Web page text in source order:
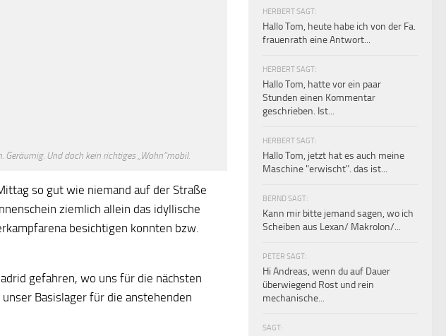
Und doch kein richtiges „Wohn“mobil.
so gut wie niemand auf der Straße
ziemlich allein das idyllische
besichtigen konnten bzw.
gefahren, wo uns für die nächsten
Basislager für die anstehenden
HERBERT SAGT:
Hallo Tom, heute habe ich von der Fa.
frauenrath eine Antwort...
HERBERT SAGT:
Hallo Tom, hatte vor ein paar
Stunden einen Kommentar
geschrieben. Ist...
HERBERT SAGT:
Hallo Tom, jetzt hat es auch meine
Maschine "erwischt". das ist...
BERND SAGT:
Kann mir bitte jemand sagen, wo ich
Scheiben aus Lexan/ Makrolon/...
PETER SAGT:
Hi Andreas, wenn du auf Dauer
überwiegend Rost und rein
mechanische...
SAGT: